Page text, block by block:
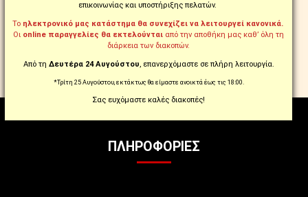
ΑΛΛΑΞΑΤΕ ΓΝΩΜΗ;
ΣΕ ΕΩΣ 14 ΗΜΕΡΕΣ!
ΕΩΣ 18 ΑΤΟΚΕΣ ΜΕ ΠΙΣΤΩΤΙΚΗ
ΕΩΣ 60 ΔΟΣΕΙΣ ΜΕ tbi bank
ΠΛΗΡΟΦΟΡΊΕΣ
επικοινωνίας και υποστήριξης πελατών.
Το ηλεκτρονικό μας κατάστημα θα συνεχίζει να λειτουργεί κανονικά.
Οι online παραγγελίες θα εκτελούνται από την αποθήκη μας καθ’ όλη τη
διάρκεια των διακοπών.
Από τη Δευτέρα 24 Αυγούστου, επανερχόμαστε σε πλήρη λειτουργία.
*Τρίτη 25 Αυγούστου, εκτάκτως θα είμαστε ανοικτά έως τις 18:00.
Σας ευχόμαστε καλές διακοπές!